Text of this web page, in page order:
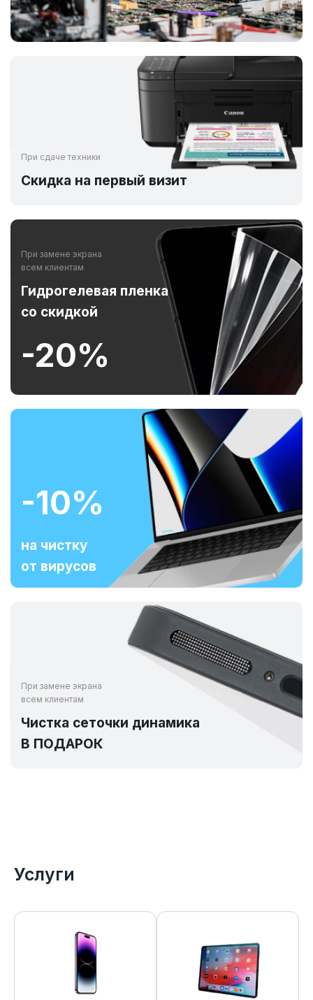
При сдаче техники
Скидка на первый визит
При замене экрана
всем клиентам
Гидрогелевая пленка
со скидкой
-20%
-10%
на чистку
от вирусов
При замене экрана
всем клиентам
Чистка сеточки динамика
В ПОДАРОК
Услуги